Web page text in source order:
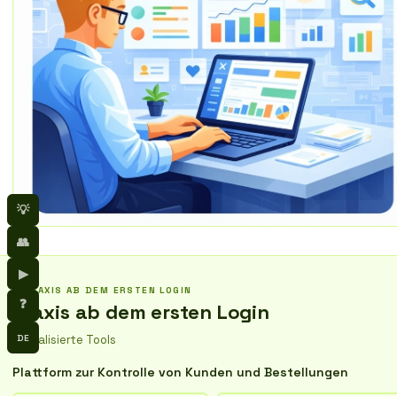
💡
👥
▶
❓
DE
PRAXIS AB DEM ERSTEN LOGIN
Praxis ab dem ersten Login
Aktualisierte Tools
Plattform zur Kontrolle von Kunden und Bestellungen